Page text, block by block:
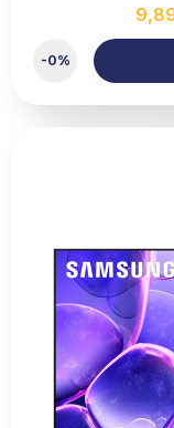
-0%